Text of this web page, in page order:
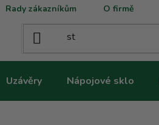
Rady zákazníkům O firmě
Uzávěry Nápojové sklo